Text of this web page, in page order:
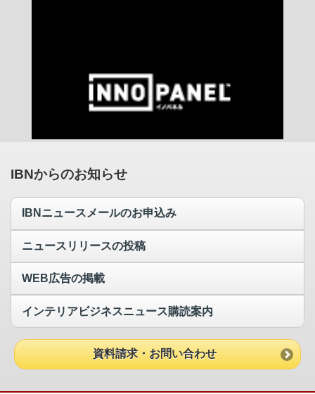
IBNからのお知らせ
IBNニュースメールのお申込み
ニュースリリースの投稿
WEB広告の掲載
インテリアビジネスニュース購読案内
資料請求・お問い合わせ